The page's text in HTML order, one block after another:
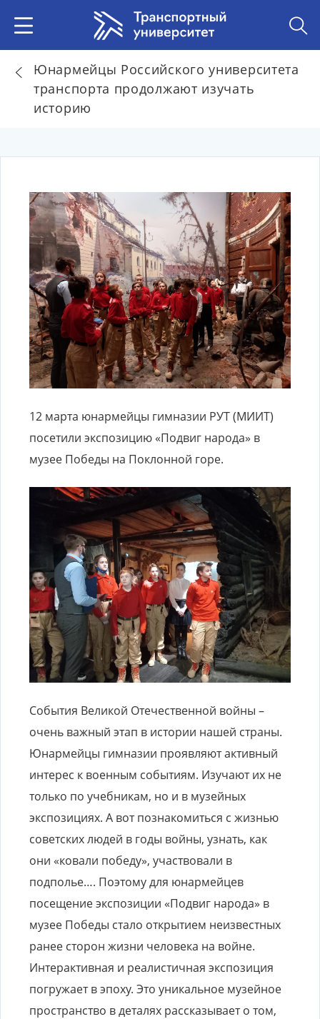
Юнармейцы Российского университета
транспорта продолжают изучать
историю
12 марта юнармейцы гимназии РУТ (МИИТ)
посетили экспозицию «Подвиг народа» в
музее Победы на Поклонной горе.
События Великой Отечественной войны –
очень важный этап в истории нашей страны.
Юнармейцы гимназии проявляют активный
интерес к военным событиям. Изучают их не
только по учебникам, но и в музейных
экспозициях. А вот познакомиться с жизнью
советских людей в годы войны, узнать, как
они «ковали победу», участвовали в
подполье…. Поэтому для юнармейцев
посещение экспозиции «Подвиг народа» в
музее Победы стало открытием неизвестных
ранее сторон жизни человека на войне.
Интерактивная и реалистичная экспозиция
погружает в эпоху. Это уникальное музейное
пространство в деталях рассказывает о том,